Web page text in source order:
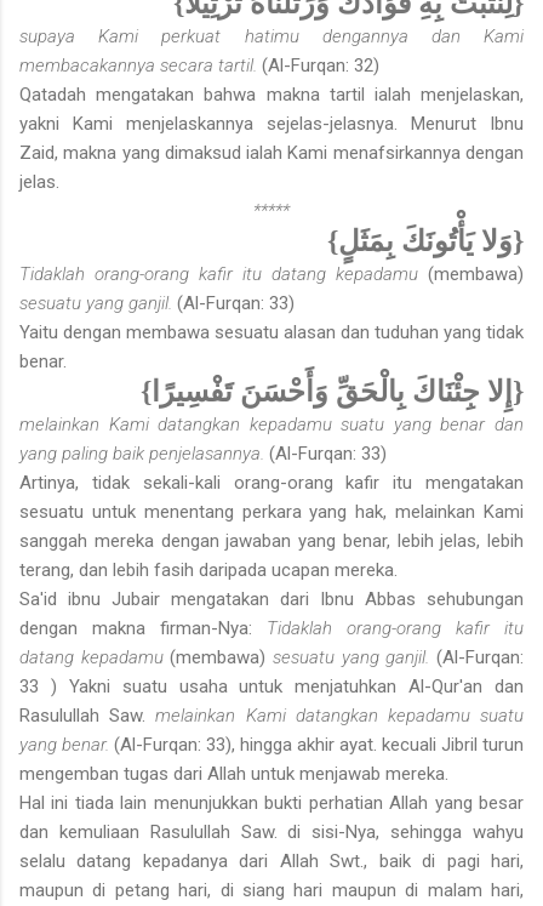
supaya Kami perkuat hatimu dengannya dan Kami
membacakannya secara tartil. (Al-Furqan: 32)
Qatadah mengatakan bahwa makna tartil ialah menjelaskan,
yakni Kami menjelaskannya sejelas-jelasnya. Menurut Ibnu
Zaid, makna yang dimaksud ialah Kami menafsirkannya dengan
jelas.
*****
{وَلا يَأْتُونَكَ بِمَثَلٍ}
Tidaklah orang-orang kafir itu datang kepadamu (membawa)
sesuatu yang ganjil. (Al-Furqan: 33)
Yaitu dengan membawa sesuatu alasan dan tuduhan yang tidak
benar.
{إِلا جِئْنَاكَ بِالْحَقِّ وَأَحْسَنَ تَفْسِيرًا}
melainkan Kami datangkan kepadamu suatu yang benar dan
yang paling baik penjelasannya. (Al-Furqan: 33)
Artinya, tidak sekali-kali orang-orang kafir itu mengatakan
sesuatu untuk menentang perkara yang hak, melainkan Kami
sanggah mereka dengan jawaban yang benar, lebih jelas, lebih
terang, dan lebih fasih daripada ucapan mereka.
Sa'id ibnu Jubair mengatakan dari Ibnu Abbas sehubungan
dengan makna firman-Nya: Tidaklah orang-orang kafir itu
datang kepadamu(membawa)sesuatu yang ganjil.(Al-Furqan:
33 ) Yakni suatu usaha untuk menjatuhkan Al-Qur'an dan
Rasulullah Saw.melainkan Kami datangkan kepadamu suatu
yang benar. (Al-Furqan: 33), hingga akhir ayat. kecuali Jibril turun
mengemban tugas dari Allah untuk menjawab mereka.
Hal ini tiada lain menunjukkan bukti perhatian Allah yang besar
dan kemuliaan Rasulullah Saw. di sisi-Nya, sehingga wahyu
selalu datang kepadanya dari Allah Swt., baik di pagi hari,
maupun di petang hari, di siang hari maupun di malam hari,